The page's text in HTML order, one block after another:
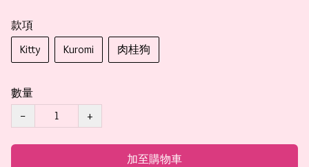
款項
Kitty
Kuromi 肉桂狗
數量
−
+
加至購物車